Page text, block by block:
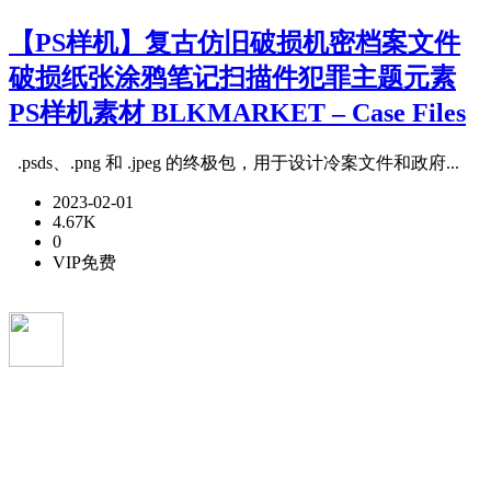
【PS样机】复古仿旧破损机密档案文件
破损纸张涂鸦笔记扫描件犯罪主题元素
PS样机素材 BLKMARKET – Case Files
.psds、.png 和 .jpeg 的终极包，用于设计冷案文件和政府...
2023-02-01
4.67K
0
VIP免费